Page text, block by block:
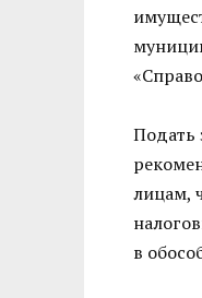
Подать
лицам,
в